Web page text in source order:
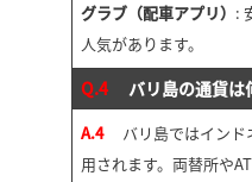
グラブ（配車アプリ） :
人気があります。
Q.4 バリ島の通貨は
A.4バリ島ではインド
用されます。両替所や